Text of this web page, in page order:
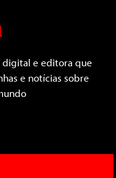
e editora que
e notícias sobre